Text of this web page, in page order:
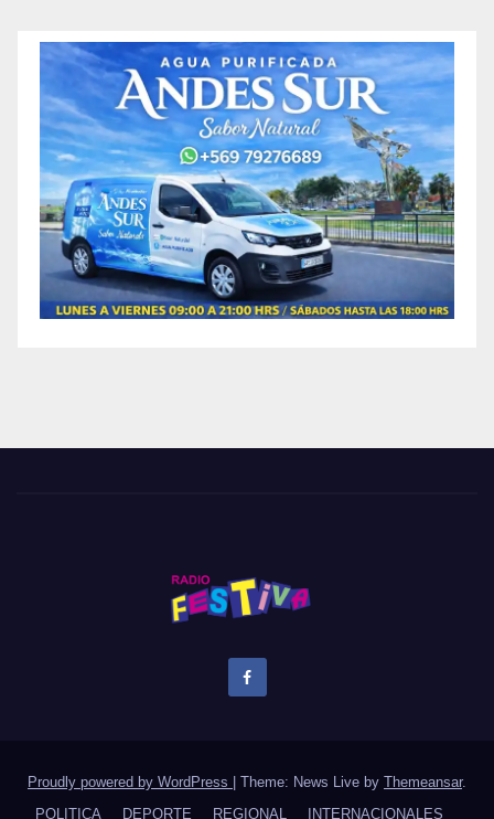
Proudly powered by WordPress Theme: News Live by Themeansar.
POLITICA
DEPORTE REGIONAL INTERNACIONALES